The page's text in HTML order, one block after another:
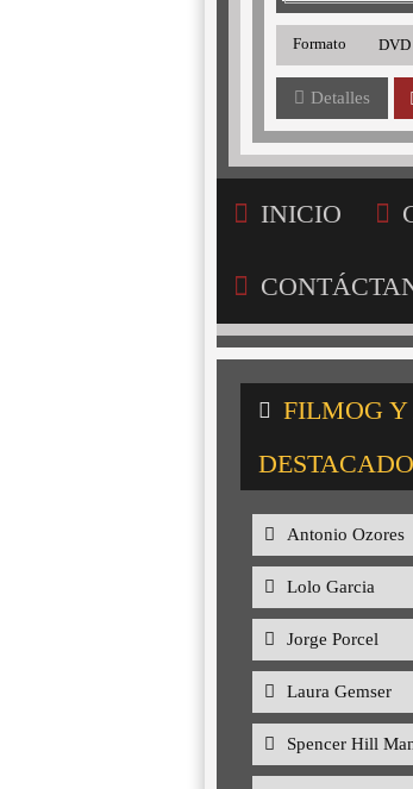
Formato DVD
Detalles
INICIO
FILMOG Y
Antonio Ozores
Lolo Garcia
Jorge Porcel
Laura Gemser
Spencer Hill